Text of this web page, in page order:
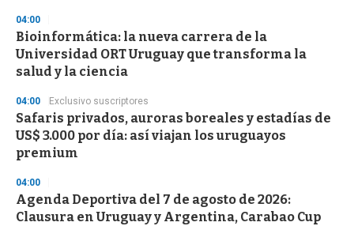
04:00
Bioinformática: la nueva carrera de la
Universidad ORT Uruguay que transforma la
salud y la ciencia
04:00 Exclusivo suscriptores
Safaris privados, auroras boreales y estadías de
US$ 3.000 por día: así viajan los uruguayos
premium
04:00
Agenda Deportiva del 7 de agosto de 2026:
Clausura en Uruguay y Argentina, Carabao Cup